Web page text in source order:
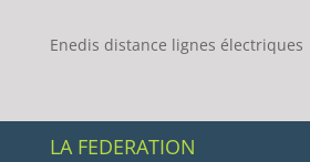
Enedis distance lignes électriques
LA FEDERATION